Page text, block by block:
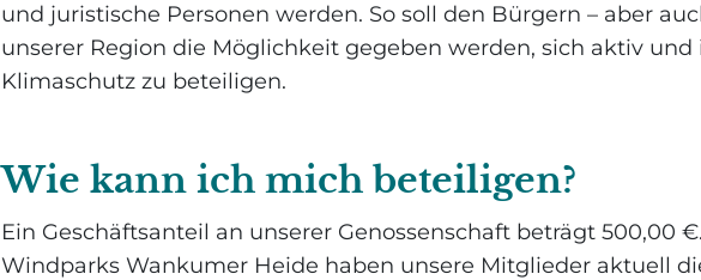
und juristische Personen werden. So soll den Bürgern – aber
unserer Region die Möglichkeit gegeben werden, sich aktiv
Klimaschutz zu beteiligen.
Wie kann ich mich beteiligen?
Ein Geschäftsanteil an unserer Genossenschaft beträgt 500,00
Windparks Wankumer Heide haben unsere Mitglieder aktuell